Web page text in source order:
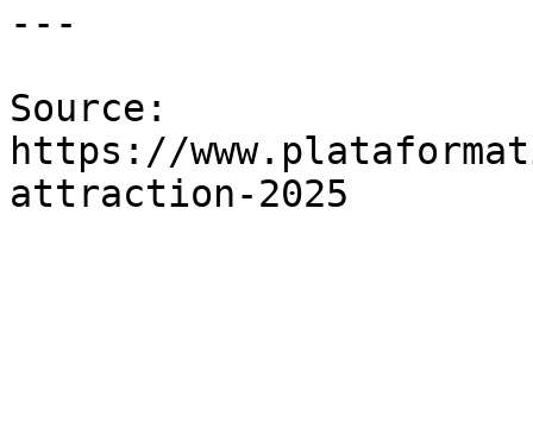
---
Source:
https://